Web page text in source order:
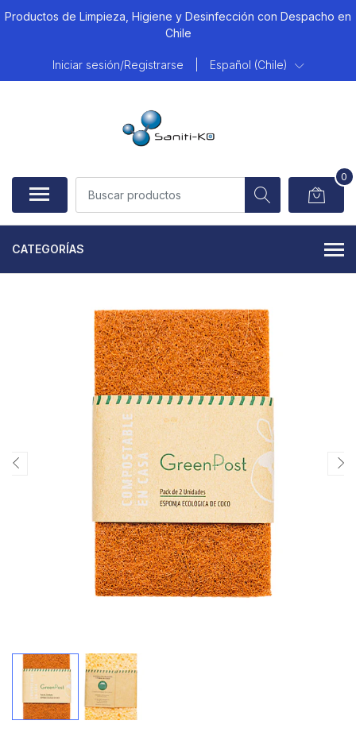
Productos de Limpieza, Higiene y Desinfección con Despacho en
Chile
Iniciar sesión/Registrarse Español (Chile)
0
CATEGORÍAS